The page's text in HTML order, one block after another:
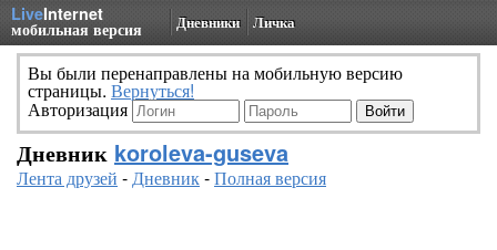
LiveInternet
мобильная версия Дневники Личка
Вы были перенаправлены на мобильную версию
страницы. Вернуться!
Авторизация
Дневник koroleva-guseva
Лента друзей -Дневник-Полная версия